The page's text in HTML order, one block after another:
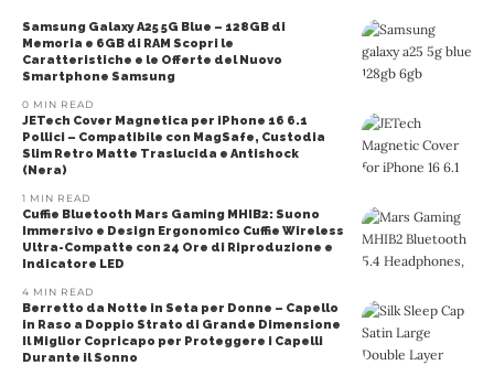
Samsung Galaxy A25 5G Blue – 128GB di
Memoria e 6GB di RAM Scopri le
Caratteristiche e le Offerte del Nuovo
Smartphone Samsung
0 MIN READ
JETech Cover Magnetica per iPhone 16 6.1
Pollici – Compatibile con MagSafe, Custodia
Slim Retro Matte Traslucida e Antishock
(Nera)
1 MIN READ
Cuffie Bluetooth Mars Gaming MHIB2: Suono
Immersivo e Design Ergonomico Cuffie Wireless
Ultra-Compatte con 24 Ore di Riproduzione e
Indicatore LED
4 MIN READ
Berretto da Notte in Seta per Donne – Capello
in Raso a Doppio Strato di Grande Dimensione
Il Miglior Copricapo per Proteggere i Capelli
Durante il Sonno